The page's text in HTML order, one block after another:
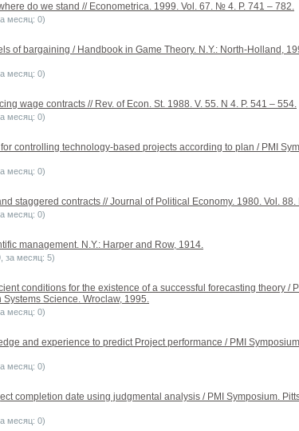
do we stand // Econometrica. 1999. Vol. 67. № 4. P. 741 – 782.
месяц: 0)
of bargaining / Handbook in Game Theory. N.Y.: North-Holland,
месяц: 0)
wage contracts // Rev. of Econ. St. 1988. V. 55. N 4. P. 541 – 554.
месяц: 0)
controlling technology-based projects according to plan / PMI
месяц: 0)
staggered contracts // Journal of Political Economy. 1980. Vol. 88.
месяц: 0)
management. N.Y.: Harper and Row, 1914.
за месяц: 5)
conditions for the existence of a successful forecasting theory /
Science. Wroclaw, 1995.
месяц: 0)
and experience to predict Project performance / PMI
месяц: 0)
completion date using judgmental analysis / PMI Symposium.
месяц: 0)